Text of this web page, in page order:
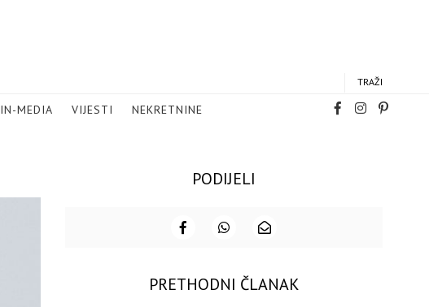
TRAŽI
IN-MEDIA VIJESTI NEKRETNINE
PODIJELI
PRETHODNI ČLANAK